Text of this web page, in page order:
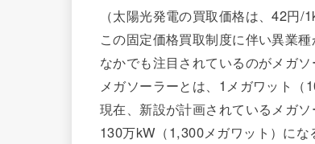
（太陽光発電の買取価格は、42円/
この固定価格買取制度に伴い異業
なかでも注目されているのがメガソ
メガソーラーとは、1メガワット（
現在、新設が計画されているメガ
130万kW（1,300メガワット）にな